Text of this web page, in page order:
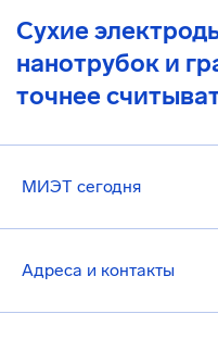
Сухие
нанотрубок и
точнее
МИЭТ сегодня
Адреса и контакты